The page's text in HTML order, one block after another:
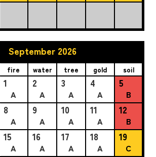
September 2026
fire water tree gold soil
1
A
2
A
3
A
4
A
5
B
8
A
9
A
10
A
11
A
12
B
15
A
16
A
17
A
18
A
19
C